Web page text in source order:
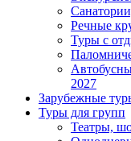
Речные
Туры с
2027
Зарубежные
Туры для групп
Театры,